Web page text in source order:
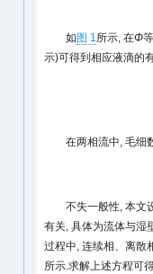
如 图 1所示, 在Φ
示)可得到相应液滴的
在两相流中, 毛细
不失一般性, 本文
有关, 具体为流体与湿
过程中, 连续相、离散
所示.求解上述方程可